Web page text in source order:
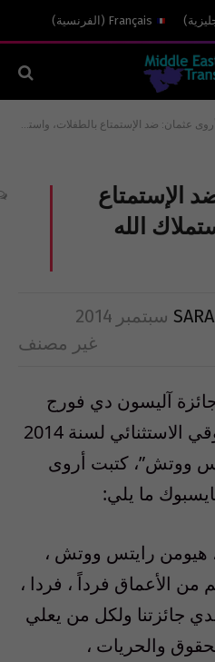
)
Français
( الفرنسية)
أروى عثمان: ضد الإستمتاع بالطفلات، واستملاك الله والمقدس
الإستمتاع
الله
غير مصنف
آليسون دي فورج
المرموقة للنشاط الحقوقي الاستثنائي لسنة 2014
ووتش”، كتبت أروى
ما يلي:
هيومن رايتس ووتش ،
الأعماق فرداً ، فردا ،
جائزتنا ولكل من يعلي
والحريات ،